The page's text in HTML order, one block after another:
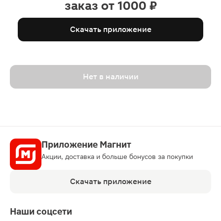
заказ от 1000 ₽
Скачать приложение
Нет в наличии
Приложение Магнит
Акции, доставка и больше бонусов за покупки
Скачать приложение
Наши соцсети